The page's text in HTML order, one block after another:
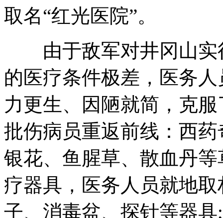
取名“红光医院”。
由于敌军对井冈山实
的医疗条件极差，医务
力更生、因陋就简，克
批伤病员重返前线：西
银花、鱼腥草、散血丹
疗器具，医务人员就地
子、消毒盆、探针等器